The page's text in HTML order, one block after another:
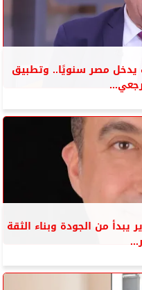
مصر سنويًا.. وتطبيق
رجعي...
يبدأ من الجودة وبناء الثقة